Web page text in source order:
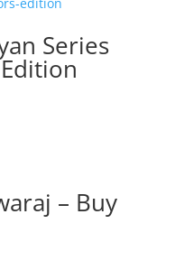
Series
– Buy